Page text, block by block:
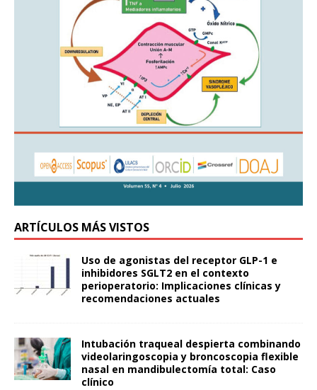
ARTÍCULOS MÁS VISTOS
Uso de agonistas del receptor GLP-1 e
inhibidores SGLT2 en el contexto
perioperatorio: Implicaciones clínicas y
recomendaciones actuales
Intubación traqueal despierta combinando
videolaringoscopia y broncoscopia flexible
nasal en mandibulectomía total: Caso
clínico